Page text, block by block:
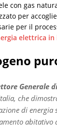
con gas
per
per il
elettrica in
Generale
che
di energia
abitativo